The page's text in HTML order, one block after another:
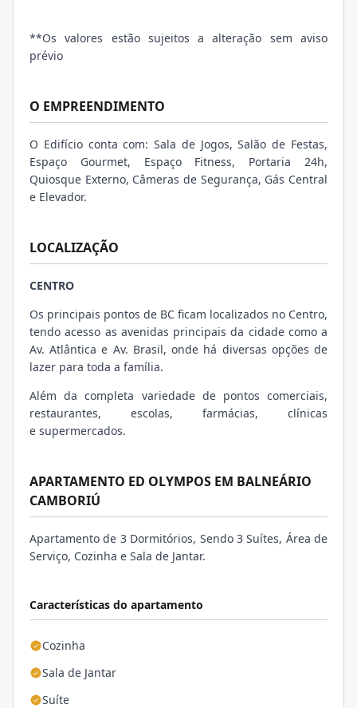
Características do apartamento
Cozinha
Sala de Jantar
Suíte
**Os valores estão sujeitos a alteração sem aviso
prévio
O EMPREENDIMENTO
O Edifício conta com: Sala de Jogos, Salão de Festas,
Espaço Gourmet, Espaço Fitness, Portaria 24h,
Quiosque Externo, Câmeras de Segurança, Gás Central
e Elevador.
LOCALIZAÇÃO
CENTRO
Os principais pontos de BC ficam localizados no Centro,
tendo acesso as avenidas principais da cidade como a
Av. Atlântica e Av. Brasil, onde há diversas opções de
lazer para toda a família.
Além da completa variedade de pontos comerciais,
restaurantes, escolas, farmácias, clínicas
e supermercados.
APARTAMENTO ED OLYMPOS EM BALNEÁRIO
CAMBORIÚ
Apartamento de 3 Dormitórios, Sendo 3 Suítes, Área de
Serviço, Cozinha e Sala de Jantar.